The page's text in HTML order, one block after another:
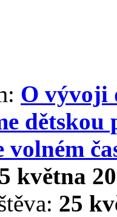
O vývoji
dětskou
volném
května
25